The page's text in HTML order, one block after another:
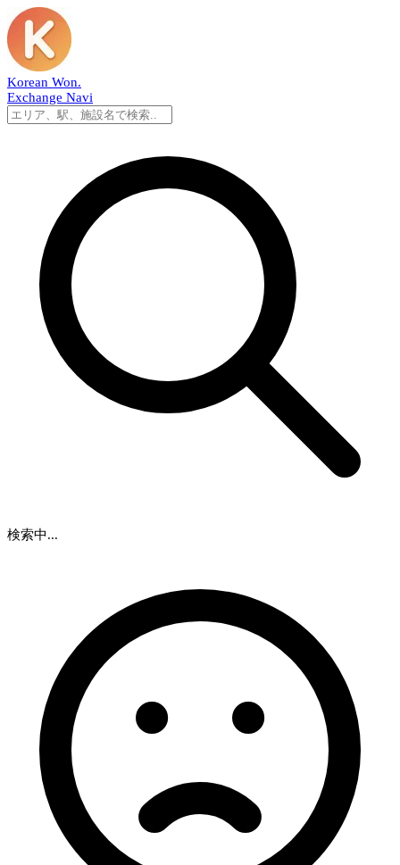
Korean Won.
Exchange Navi
検索中...